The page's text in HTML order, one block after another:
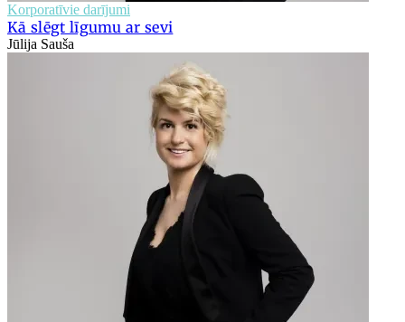
Korporatīvie darījumi
Kā slēgt līgumu ar sevi
Jūlija Sauša